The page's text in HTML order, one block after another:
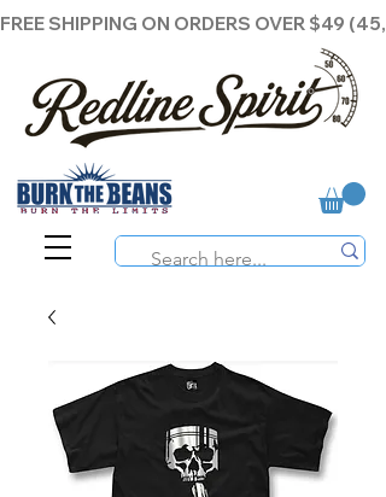
FREE SHIPPING ON ORDERS OVER $49